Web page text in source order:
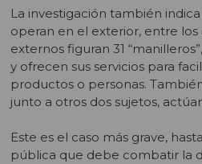
La investigación también
operan en el exterior, entre
externos figuran 31
y ofrecen sus servicios para
productos o personas.
junto a otros dos sujetos,
Este es el caso más grave,
pública que debe combatir la